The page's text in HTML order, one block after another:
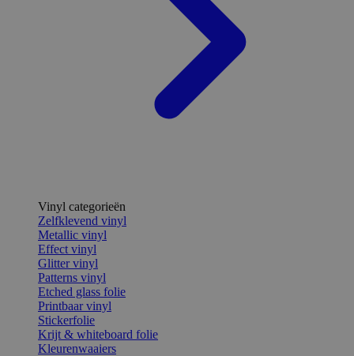
Vinyl categorieën
Zelfklevend vinyl
Metallic vinyl
Effect vinyl
Glitter vinyl
Patterns vinyl
Etched glass folie
Printbaar vinyl
Stickerfolie
Krijt & whiteboard folie
Kleurenwaaiers